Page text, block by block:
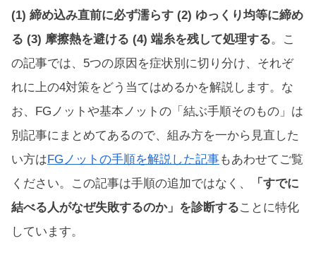
(1) 締め込み直前に必ず濡らす (2) ゆっくり均等に締め
る (3) 摩擦熱を避ける (4) 端糸を残して処理する。こ
の記事では、5つの原因を症状別に切り分け、それぞ
れに上の4対策をどう当てはめるかを解説します。な
お、FGノットや基本ノットの「結ぶ手順そのもの」は
別記事にまとめてあるので、組み方を一から見直した
い方はFGノットの手順を解説した記事もあわせてご覧
ください。この記事は手順の追加ではなく、
「すでに
結べる人がなぜ失敗するのか」を診断することに特化
しています。